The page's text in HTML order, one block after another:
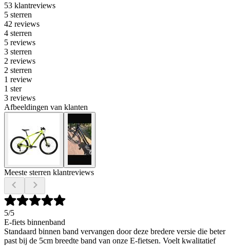
53 klantreviews
5 sterren
42 reviews
4 sterren
5 reviews
3 sterren
2 reviews
2 sterren
1 review
1 ster
3 reviews
Afbeeldingen van klanten
Meeste sterren klantreviews
5/5
E-fiets binnenband
Standaard binnen band vervangen door deze bredere versie die beter
past bij de 5cm breedte band van onze E-fietsen. Voelt kwalitatief